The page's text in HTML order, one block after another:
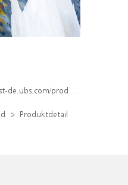
detail/index/isin/DE000UQ9HDW9
Produktdetail